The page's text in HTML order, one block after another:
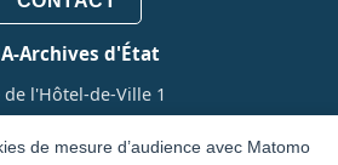
de mesure d’audience avec Matomo
Archives d'État
de l'Hôtel-de-Ville 1
postale 3964
1211 Genève 3